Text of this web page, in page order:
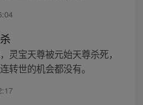
灵宝天尊被元始天尊杀死，
转世的机会都没有。